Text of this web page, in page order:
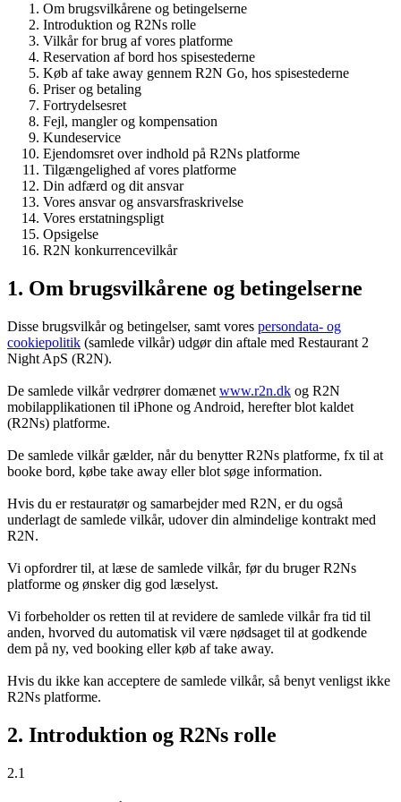
Om brugsvilkårene og betingelserne
Introduktion og R2Ns rolle
Vilkår for brug af vores platforme
Reservation af bord hos spisestederne
Køb af take away gennem R2N Go, hos spisestederne
Priser og betaling
Fortrydelsesret
Fejl, mangler og kompensation
Kundeservice
Ejendomsret over indhold på R2Ns platforme
Tilgængelighed af vores platforme
Din adfærd og dit ansvar
Vores ansvar og ansvarsfraskrivelse
Vores erstatningspligt
Opsigelse
R2N konkurrencevilkår
1. Om brugsvilkårene og betingelserne
Disse brugsvilkår og betingelser, samt vores persondata- og
cookiepolitik (samlede vilkår) udgør din aftale med Restaurant 2
Night ApS (R2N).
De samlede vilkår vedrører domænet www.r2n.dk og R2N
mobilapplikationen til iPhone og Android, herefter blot kaldet
(R2Ns) platforme.
De samlede vilkår gælder, når du benytter R2Ns platforme, fx til at
booke bord, købe take away eller blot søge information.
Hvis du er restauratør og samarbejder med R2N, er du også
underlagt de samlede vilkår, udover din almindelige kontrakt med
R2N.
Vi opfordrer til, at læse de samlede vilkår, før du bruger R2Ns
platforme og ønsker dig god læselyst.
Vi forbeholder os retten til at revidere de samlede vilkår fra tid til
anden, hvorved du automatisk vil være nødsaget til at godkende
dem på ny, ved booking eller køb af take away.
Hvis du ikke kan acceptere de samlede vilkår, så benyt venligst ikke
R2Ns platforme.
2. Introduktion og R2Ns rolle
2.1